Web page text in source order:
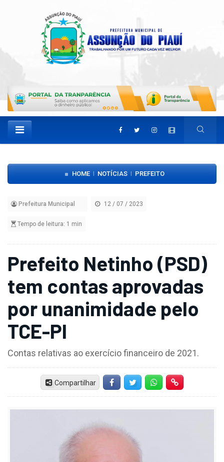
HOME| NOTÍCIAS| PREFEITO
Prefeitura Municipal 12 / 07 / 2023
Tempo de leitura: 1 min
Prefeito Netinho (PSD)
tem contas aprovadas
por unanimidade pelo
TCE-PI
Contas relativas ao exercício financeiro de 2021.
Compartilhar FacebookTwitter Whatsapp